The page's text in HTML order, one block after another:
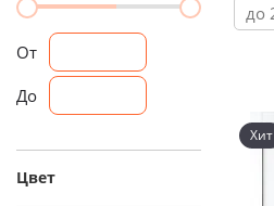
От
До
Цвет
до
Хит